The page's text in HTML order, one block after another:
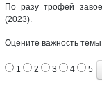
По разу трофей
(2023).
Оцените важность темы
1 2 3 4 5